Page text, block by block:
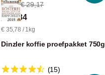
-7% € 29,17
€ 26,84
€ 35,78 / 1kg
Dinzler koffie proefpakket 750g
(15)